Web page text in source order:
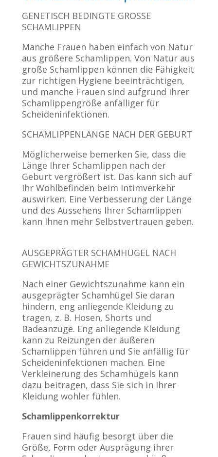
GENETISCH BEDINGTE GROSSE
SCHAMLIPPEN
Manche Frauen haben einfach von Natur
aus größere Schamlippen. Von Natur aus
große Schamlippen können die Fähigkeit
zur richtigen Hygiene beeinträchtigen,
und manche Frauen sind aufgrund ihrer
Schamlippengröße anfälliger für
Scheideninfektionen.
SCHAMLIPPENLÄNGE NACH DER GEBURT
Möglicherweise bemerken Sie, dass die
Länge Ihrer Schamlippen nach der
Geburt vergrößert ist. Das kann sich auf
Ihr Wohlbefinden beim Intimverkehr
auswirken. Eine Verbesserung der Länge
und des Aussehens Ihrer Schamlippen
kann Ihnen mehr Selbstvertrauen geben.
AUSGEPRÄGTER SCHAMHÜGEL NACH
GEWICHTSZUNAHME
Nach einer Gewichtszunahme kann ein
ausgeprägter Schamhügel Sie daran
hindern, eng anliegende Kleidung zu
tragen, z. B. Hosen, Shorts und
Badeanzüge. Eng anliegende Kleidung
kann zu Reizungen der äußeren
Schamlippen führen und Sie anfällig für
Scheideninfektionen machen. Eine
Verkleinerung des Schamhügels kann
dazu beitragen, dass Sie sich in Ihrer
Kleidung wohler fühlen.
Schamlippenkorrektur
Frauen sind häufig besorgt über die
Größe, Form oder Ausprägung ihrer